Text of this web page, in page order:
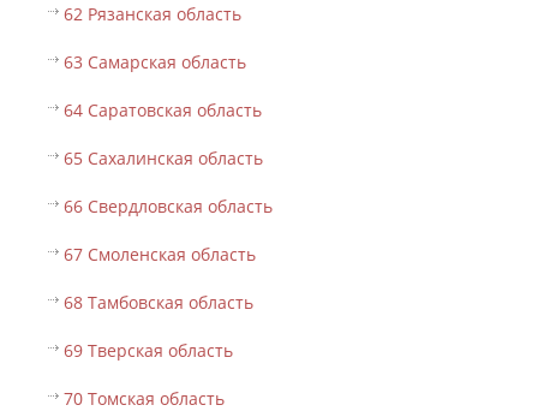
62 Рязанская область
63 Самарская область
64 Саратовская область
65 Сахалинская область
66 Свердловская область
67 Смоленская область
68 Тамбовская область
69 Тверская область
70 Томская область